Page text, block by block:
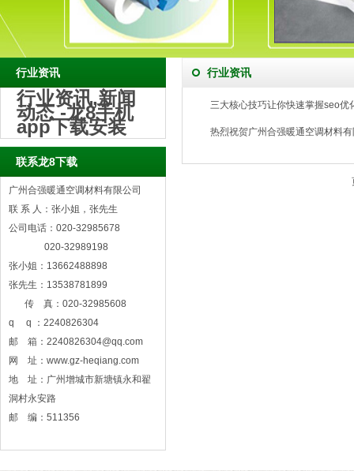
行业资讯
行业资讯,新闻
动态 -龙8手机
app下载安装
联系龙8下载
广州合强暖通空调材料有限公司
联 系 人：张小姐，张先生
公司电话：020-32985678
020-32989198
张小姐：13662488898
张先生：13538781899
传 真：020-32985608
q q ：2240826304
邮 箱： 2240826304@qq.com
网 址：www.gz-heqiang.com
地 址：广州增城市新塘镇永和翟
洞村永安路
邮 编：511356
行业资讯
三大核心技巧让你快速掌握seo优
热烈祝贺广州合强暖通空调材料